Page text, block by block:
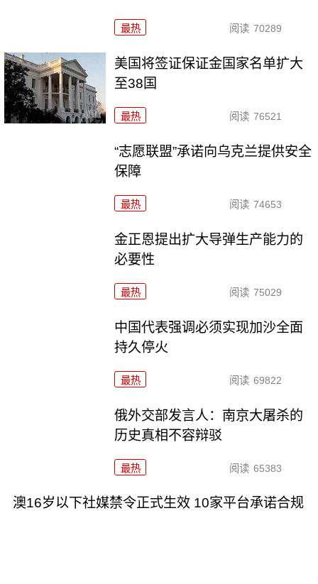
最热 阅读 70289
美国将签证保证金国家名单扩大
至38国
最热 阅读 76521
“志愿联盟”承诺向乌克兰提供安全
保障
最热 阅读 74653
金正恩提出扩大导弹生产能力的
必要性
最热 阅读 75029
中国代表强调必须实现加沙全面
持久停火
最热 阅读 69822
俄外交部发言人：南京大屠杀的
历史真相不容辩驳
最热 阅读 65383
澳16岁以下社媒禁令正式生效 10家平台承诺合规